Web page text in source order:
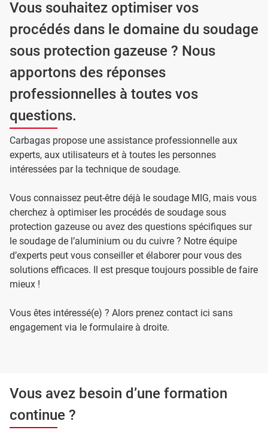
Vous souhaitez optimiser vos
procédés dans le domaine du soudage
sous protection gazeuse ? Nous
apportons des réponses
professionnelles à toutes vos
questions.
Carbagas propose une assistance professionnelle aux
experts, aux utilisateurs et à toutes les personnes
intéressées par la technique de soudage.
Vous connaissez peut-être déjà le soudage MIG, mais vous
cherchez à optimiser les procédés de soudage sous
protection gazeuse ou avez des questions spécifiques sur
le soudage de l’aluminium ou du cuivre ? Notre équipe
d’experts peut vous conseiller et élaborer pour vous des
solutions efficaces. Il est presque toujours possible de faire
mieux !
Vous êtes intéressé(e) ? Alors prenez contact ici sans
engagement via le formulaire à droite.
Vous avez besoin d’une formation
continue ?